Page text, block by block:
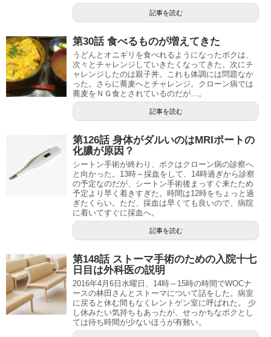
記事を読む
第30話 食べるものが増えてきた
うどんとオニギリを食べれるようになったボクは、
次々とチャレンジしていきたくなってきた。次にチ
ャレンジしたのは親子丼。これも体調には問題なか
った。さらに蕎麦へとチャレンジ。クローン病では
蕎麦をＮＧ食とされているのだが…。
記事を読む
第126話 身体がダルいのはMRIポートの
化膿が原因？
シートン手術が終わり、ボクはクローン病の診察へ
と向かった。13時～採血をして、14時過ぎから診察
の予定なのだが、シートン手術後まっすぐ来たため
予定より早く着きすぎた。時間は12時をちょっと過
ぎたくらい。ただ、採血は早くても良いので、病院
に着いてすぐに採血へ。
記事を読む
第148話 ストーマ手術のための入院十七
日目は外科医の説明
2016年4月6日水曜日、14時～15時の時間でWOCナ
ースの林田さんとストーマについて話をした。病室
に戻ると休む間もなくレントゲン室に呼ばれた。 少
し休みたい気持ちもあったが、せっかちなボクとし
ては待ち時間が少ないほうが有難い。